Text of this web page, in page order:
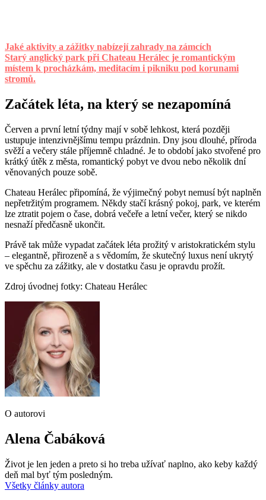
Jaké aktivity a zážitky nabízejí zahrady na zámcích
Starý anglický park při Chateau Herálec je romantickým
místem k procházkám, meditacím i pikniku pod korunami
stromů.
Začátek léta, na který se nezapomíná
Červen a první letní týdny mají v sobě lehkost, která později
ustupuje intenzivnějšímu tempu prázdnin. Dny jsou dlouhé, příroda
svěží a večery stále příjemně chladné. Je to období jako stvořené pro
krátký útěk z města, romantický pobyt ve dvou nebo několik dní
věnovaných pouze sobě.
Chateau Herálec připomíná, že výjimečný pobyt nemusí být naplněn
nepřetržitým programem. Někdy stačí krásný pokoj, park, ve kterém
lze ztratit pojem o čase, dobrá večeře a letní večer, který se nikdo
nesnaží předčasně ukončit.
Právě tak může vypadat začátek léta prožitý v aristokratickém stylu
– elegantně, přirozeně a s vědomím, že skutečný luxus není ukrytý
ve spěchu za zážitky, ale v dostatku času je opravdu prožít.
Zdroj úvodnej fotky: Chateau Herálec
O autorovi
Alena Čabáková
Život je len jeden a preto si ho treba užívať naplno, ako keby každý
deň mal byť tým posledným.
Všetky články autora